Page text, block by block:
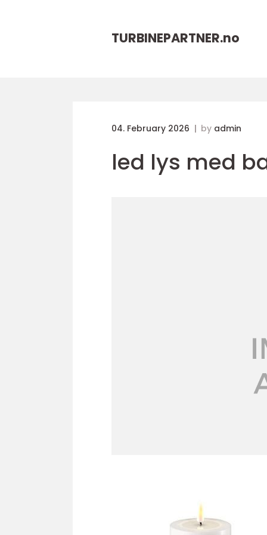
TURBINEPARTNER.no
04. February 2026 by admin
led lys med